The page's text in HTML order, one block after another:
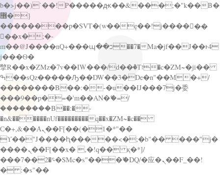
b�>j��)΄��!P�����ԫ��&���;�"k��B�
޶�}
��������p�SVT�(w��ę��!j������
��x�;�-
m��@J����nQ+���պ��כ��7�Ma�jf��J��ͱ4
j���Ѳ�
撆R��x�ZMz�7v��IW���/d��ٞ�Тז�c�ZM~�ji��
ߒ��sQz�����Ԡ��DW��3�De�n"��M�+/
��������B��:�-�u��IJ���7j�委
���9��p�=�'m��AN�ޭ�=/
��������B��:�-
�n&������nUf���������q��x�ZM~�c��
Ϲ�+,&��Ὰܢ��F[��(�1�*"��
ϒ��"J����ԧ�����<�;�b"�� ���"j�
����ܢ��F[��x� ,�!q�� қ�*]/
���؝�2��7�SMc�s"���ޭ�DQ/�应�ܢ��F_��!
� :�s"��